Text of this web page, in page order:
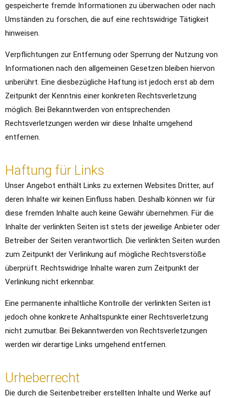
gespeicherte fremde Informationen zu überwachen oder nach
Umständen zu forschen, die auf eine rechtswidrige Tätigkeit
hinweisen.
Verpflichtungen zur Entfernung oder Sperrung der Nutzung von
Informationen nach den allgemeinen Gesetzen bleiben hiervon
unberührt. Eine diesbezügliche Haftung ist jedoch erst ab dem
Zeitpunkt der Kenntnis einer konkreten Rechtsverletzung
möglich. Bei Bekanntwerden von entsprechenden
Rechtsverletzungen werden wir diese Inhalte umgehend
entfernen.
Haftung für Links
Unser Angebot enthält Links zu externen Websites Dritter, auf
deren Inhalte wir keinen Einfluss haben. Deshalb können wir für
diese fremden Inhalte auch keine Gewähr übernehmen. Für die
Inhalte der verlinkten Seiten ist stets der jeweilige Anbieter oder
Betreiber der Seiten verantwortlich. Die verlinkten Seiten wurden
zum Zeitpunkt der Verlinkung auf mögliche Rechtsverstöße
überprüft. Rechtswidrige Inhalte waren zum Zeitpunkt der
Verlinkung nicht erkennbar.
Eine permanente inhaltliche Kontrolle der verlinkten Seiten ist
jedoch ohne konkrete Anhaltspunkte einer Rechtsverletzung
nicht zumutbar. Bei Bekanntwerden von Rechtsverletzungen
werden wir derartige Links umgehend entfernen.
Urheberrecht
Die durch die Seitenbetreiber erstellten Inhalte und Werke auf